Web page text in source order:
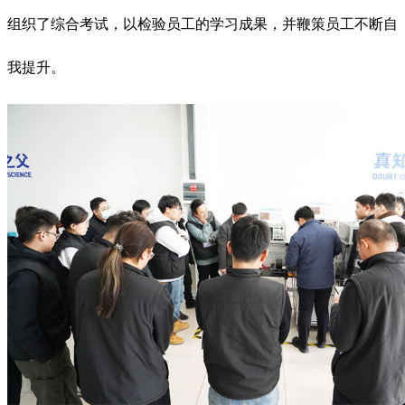
组织了综合考试，以检验员工的学习成果，并鞭策员工不断自
我提升。